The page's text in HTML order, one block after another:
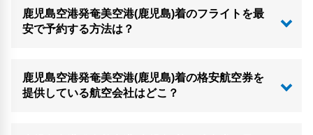
鹿児島空港発奄美空港(鹿児島)着のフライトを最
安で予約する方法は？
鹿児島空港発奄美空港(鹿児島)着の格安航空券を
提供している航空会社はどこ？